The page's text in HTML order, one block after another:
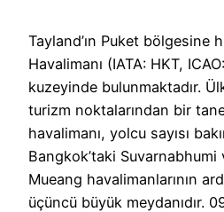
Tayland’ın Puket bölgesine
Havalimanı (IATA: HKT,
kuzeyinde bulunmaktadır.
turizm noktalarından bir
havalimanı, yolcu sayısı
Bangkok’taki Suvarnabhumi
Mueang havalimanlarının
üçüncü büyük meydanıdır.